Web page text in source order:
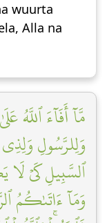
wuurta
Alla na
مَّآ أَفَآءَ ٱللَّهُ
وَلِلرَّسُولِ
ٱلسَّبِيلِ كَيۡ
وَمَآ ءَاتَىٰكُمُ